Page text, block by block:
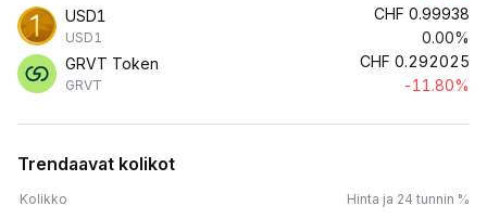
USD1
USD1
CHF 0.99938
0.00%
GRVT Token
GRVT
CHF 0.292025
-11.80%
Trendaavat kolikot
Kolikko Hinta ja 24 tunnin %